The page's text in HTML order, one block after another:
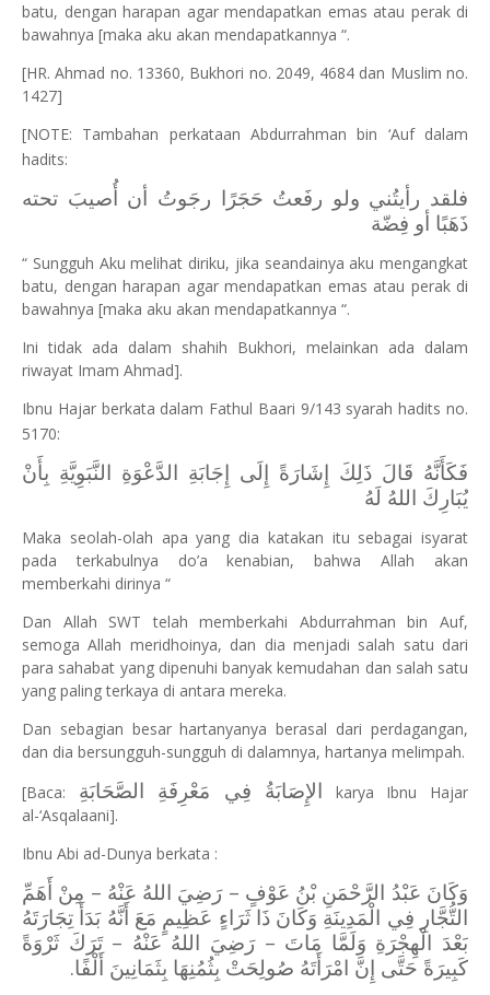
batu, dengan harapan agar mendapatkan emas atau perak di
bawahnya [maka aku akan mendapatkannya “.
[HR. Ahmad no. 13360, Bukhori no. 2049, 4684 dan Muslim no.
1427]
[NOTE: Tambahan perkataan Abdurrahman bin ‘Auf dalam
hadits:
فلقد رأيتُني ولو رفَعتُ حَجَرًا رجَوتُ أن أُصيبَ تحته
ذَهَبًا أو فِضّة
“ Sungguh Aku melihat diriku, jika seandainya aku mengangkat
batu, dengan harapan agar mendapatkan emas atau perak di
bawahnya [maka aku akan mendapatkannya “.
Ini tidak ada dalam shahih Bukhori, melainkan ada dalam
riwayat Imam Ahmad].
Ibnu Hajar berkata dalam Fathul Baari 9/143 syarah hadits no.
5170:
فَكَأَنَّهُ قَالَ ذَلِكَ إِشَارَةً إِلَى إِجَابَةِ الدَّعْوَةِ النَّبَوِيَّةِ بِأَنْ
يُبَارِكَ اللهُ لَهُ
Maka seolah-olah apa yang dia katakan itu sebagai isyarat
pada terkabulnya do’a kenabian, bahwa Allah akan
memberkahi dirinya “
Dan Allah SWT telah memberkahi Abdurrahman bin Auf,
semoga Allah meridhoinya, dan dia menjadi salah satu dari
para sahabat yang dipenuhi banyak kemudahan dan salah satu
yang paling terkaya di antara mereka.
Dan sebagian besar hartanyanya berasal dari perdagangan,
dan dia bersungguh-sungguh di dalamnya, hartanya melimpah.
[Baca: الإِصَابَةُ فِي مَعْرِفَةِ الصَّحَابَةِ karya Ibnu Hajar
al-‘Asqalaani].
Ibnu Abi ad-Dunya berkata :
وَكَانَ عَبْدُ الرَّحْمَنِ بْنُ عَوْفٍ – رَضِيَ اللهُ عَنْهُ – مِنْ أَهَمِّ
التُّجَّارِ فِي الْمَدِينَةِ وَكَانَ ذَا ثَرَاءٍ عَظِيمٍ مَعَ أَنَّهُ بَدَأَ تِجَارَتَهُ
بَعْدَ الْهِجْرَةِ وَلَمَّا مَاتَ – رَضِيَ اللهُ عَنْهُ – تَرَكَ ثَرْوَةً
كَبِيرَةً حَتَّى إِنَّ امْرَأَتَهُ صُولِحَتْ بِثُمُنِهَا بِثَمَانِينَ أَلْفًا.